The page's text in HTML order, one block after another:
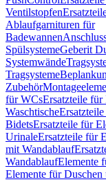
Ventilstopfen
Ablaufgarnituren für
Badewannen
SpülsystemeGeberit
Systemwände
Tragsysteme
Zubehör
für WCsErsatzteile
Waschtische
BidetsErsatzteile für
UrinaleErsatzteile für
mit Wandablauf
WandablaufElemente
Elemente für Duschen